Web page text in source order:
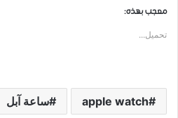
معجب بهذه:
تحميل...
apple watch ساعة آبل